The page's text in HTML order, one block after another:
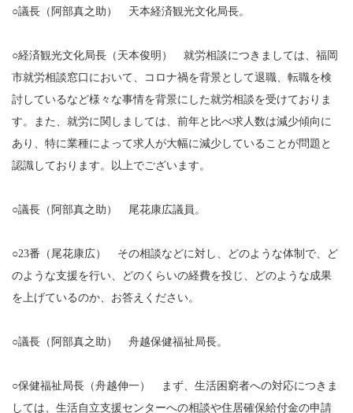
○議長（阿部真之助） 天本経済観光文化局長。
○経済観光文化局長（天本俊明） 就労相談につきましては、福岡
市就労相談窓口において、コロナ禍を背景として退職、転職を検
討しているなど様々な事情を背景にした就労相談を受けておりま
す。また、就労に関しましては、前年と比べ求人数は減少傾向に
あり、特に業種によって求人が大幅に減少していることが問題と
認識しております。以上でございます。
○議長（阿部真之助） 尾花康広議員。
○23番（尾花康広） その相談などに対し、どのような体制で、ど
のような支援を行い、どのくらいの経費を投じ、どのような成果
を上げているのか、お答えください。
○議長（阿部真之助） 舟越保健福祉局長。
○保健福祉局長（舟越伸一） まず、生活困窮者への対応につきま
しては、生活自立支援センターへの相談や住居確保給付金の申請